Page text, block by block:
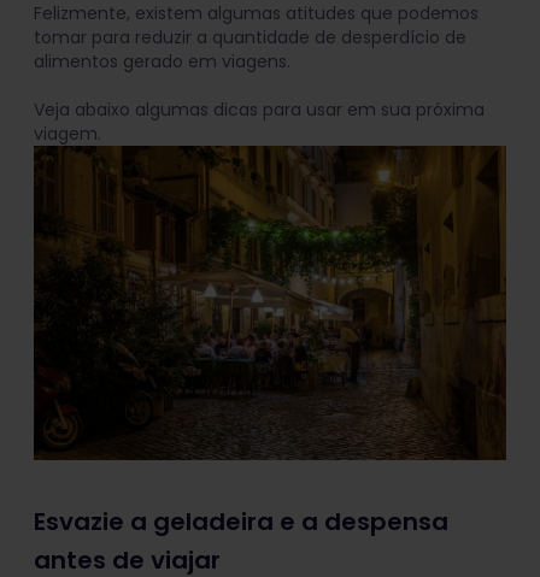
Felizmente, existem algumas atitudes que podemos
tomar para reduzir a quantidade de desperdício de
alimentos gerado em viagens.
Veja abaixo algumas dicas para usar em sua próxima
viagem.
Esvazie a geladeira e a despensa
antes de viajar